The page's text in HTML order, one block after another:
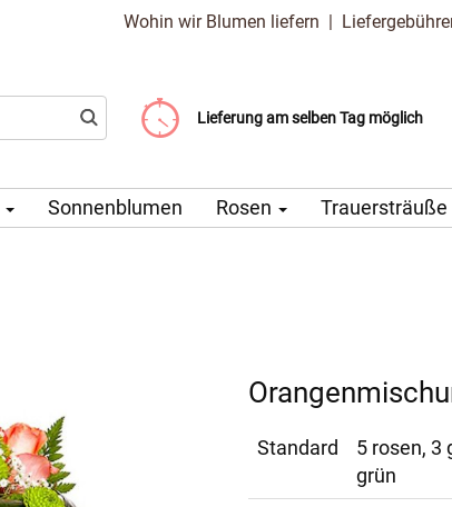
Wohin wir Blumen liefern |
Lieferung am selben Tag möglich
Liefergebühr ab 99 CZK
Wählen Sie Ihr Lieferdatum
Sonnenblumen Rosen Trauersträuße
Standard
5 rosen, 3
grün